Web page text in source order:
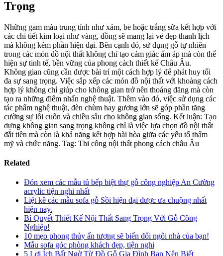
Trọng
Những gam màu trung tính như xám, be hoặc trắng sữa kết hợp với
các chi tiết kim loại như vàng, đồng sẽ mang lại vẻ đẹp thanh lịch
mà không kém phần hiện đại. Bên cạnh đó, sử dụng gỗ tự nhiên
trong các món đồ nội thất không chỉ tạo cảm giác ấm áp mà còn thể
hiện sự tinh tế, bền vững của phong cách thiết kế Châu Âu.
Không gian cũng cần được bài trí một cách hợp lý để phát huy tối
đa sự sang trọng. Việc sắp xếp các món đồ nội thất với khoảng cách
hợp lý không chỉ giúp cho không gian trở nên thoáng đãng mà còn
tạo ra những điểm nhấn nghệ thuật. Thêm vào đó, việc sử dụng các
tác phẩm nghệ thuật, đèn chùm hay gương lớn sẽ góp phần tăng
cường sự lôi cuốn và chiều sâu cho không gian sống. Kết luận: Tạo
dựng không gian sang trọng không chỉ là việc lựa chọn đồ nội thất
đắt tiền mà còn là khả năng kết hợp hài hòa giữa các yếu tố thẩm
mỹ và chức năng. Tag: Thi công nội thất phong cách châu Âu
Related
Đón xem các mẫu tủ bếp biệt thự gỗ công nghiệp An Cường
acrylic tiện nghi nhất
Liệt kê các mẫu sofa gỗ Sồi hiện đại được ưa chuộng nhất
hiện nay.
Bí Quyết Thiết Kế Nội Thất Sang Trọng Với Gỗ Công
Nghiệp!
10 mẹo phong thủy ấn tượng sẽ biến đổi ngôi nhà của bạn!
Mẫu sofa góc phòng khách đẹp, tiện nghi
5 Lợi Ích Bất Ngờ Từ Đồ Gỗ Gia Đình Bạn Nên Biết